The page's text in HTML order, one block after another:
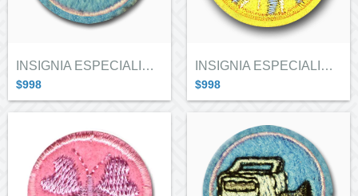
INSIGNIA ESPECIALIDAD GUIAS EN CARAVANA...
$998
INSIGNIA ESPECIALIDAD ALITAS "RELIGION"
$998